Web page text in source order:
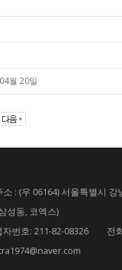
월 20일
(우 06164) 서울특별시 강
성동, 코엑스)
번호: 211-82-08326 전화